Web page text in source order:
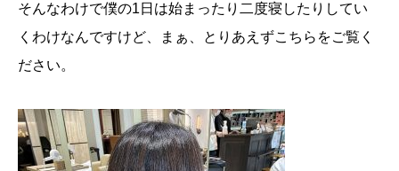
そんなわけで僕の1日は始まったり二度寝したりしてい
くわけなんですけど、まぁ、とりあえずこちらをご覧く
ださい。